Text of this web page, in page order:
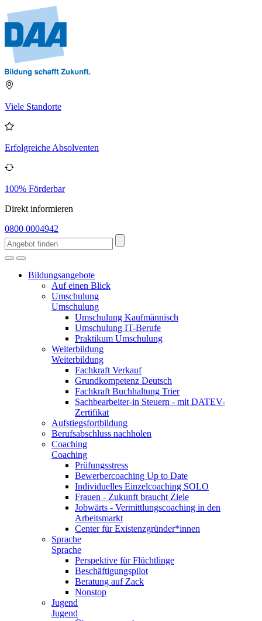
Viele Standorte
Erfolgreiche Absolventen
100% Förderbar
Direkt informieren
0800 0004942
Bildungsangebote
Auf einen Blick
Umschulung
Umschulung
Umschulung Kaufmännisch
Umschulung IT-Berufe
Praktikum Umschulung
Weiterbildung
Weiterbildung
Fachkraft Verkauf
Grundkompetenz Deutsch
Fachkraft Buchhaltung Trier
Sachbearbeiter-in Steuern - mit DATEV-
Zertifikat
Aufstiegsfortbildung
Berufsabschluss nachholen
Coaching
Coaching
Prüfungsstress
Bewerbercoaching Up to Date
Individuelles Einzelcoaching SOLO
Frauen - Zukunft braucht Ziele
Jobwärts - Vermittlungscoaching in den
Arbeitsmarkt
Center für Existenzgründer*innen
Sprache
Sprache
Perspektive für Flüchtlinge
Beschäftigungspilot
Beratung auf Zack
Nonstop
Jugend
Jugend